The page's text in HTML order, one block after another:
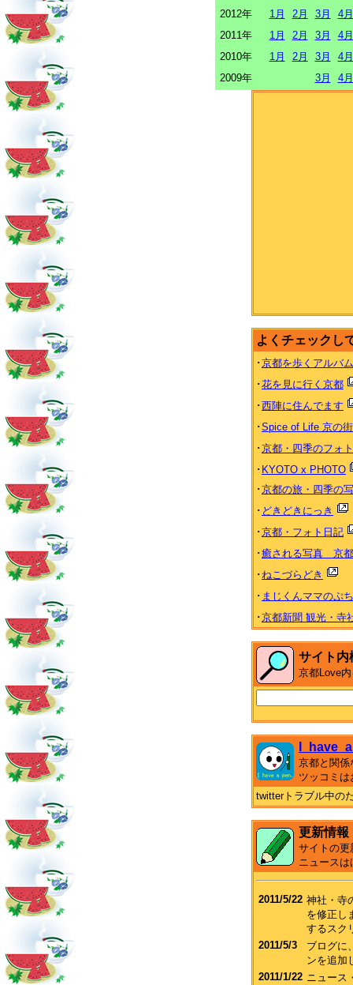
2012年
1月 2月 3月
4月
2011年
1月 2月 3月
4月
2010年
1月 2月 3月
4月
2009年
3月 4月
よくチェックし
･京都を歩くアルバム
･花を見に行く京都
･西陣に住んでます
･Spice of Life 京の
･京都・四季のフォ
･ KYOTO x PHOTO
･京都の旅・四季の
･ どきどきにっき
･京都・フォト日記
･癒される写真 京
･ねこづらどき
･ まじくんママのぷ
･京都新聞 観光・寺
サイト内
京都Love
京都と関係
ツッコミ
twitterトラブル中の
更新情報
サイトの更
ニュース
2011/5/22 神社・寺
を修正し
するスク
2011/5/3
ブログに
ンを追加
2011/1/22 ニュース